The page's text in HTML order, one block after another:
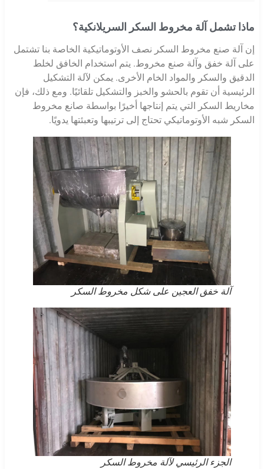
ماذا تشمل آلة مخروط السكر السريلانكية؟
إن آلة صنع مخروط السكر نصف الأوتوماتيكية الخاصة بنا تشتمل
على آلة خفق وآلة صنع مخروط. يتم استخدام الخافق لخلط
الدقيق والسكر والمواد الخام الأخرى. يمكن لآلة التشكيل
الرئيسية أن تقوم بالحشو والخبز والتشكيل تلقائيًا. ومع ذلك، فإن
مخاريط السكر التي يتم إنتاجها أخيرًا بواسطة صانع مخروط
السكر شبه الأوتوماتيكي تحتاج إلى ترتيبها وتعبئتها يدويًا.
آلة خفق العجين على شكل مخروط السكر
الجزء الرئيسي لآلة مخروط السكر